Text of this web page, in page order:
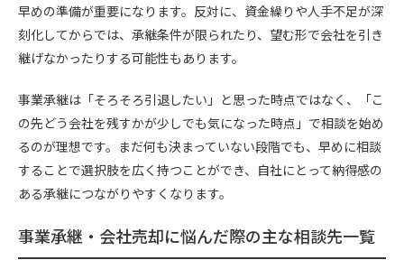
早めの準備が重要になります。反対に、資金繰りや人手不足が深
刻化してからでは、承継条件が限られたり、望む形で会社を引き
継げなかったりする可能性もあります。
事業承継は「そろそろ引退したい」と思った時点ではなく、「こ
の先どう会社を残すかが少しでも気になった時点」で相談を始め
るのが理想です。まだ何も決まっていない段階でも、早めに相談
することで選択肢を広く持つことができ、自社にとって納得感の
ある承継につながりやすくなります。
事業承継・会社売却に悩んだ際の主な相談先一覧